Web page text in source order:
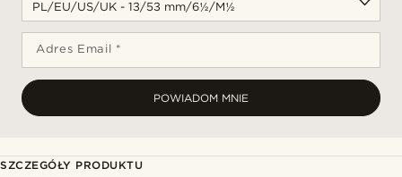
Adres Email *
POWIADOM MNIE
SZCZEGÓŁY PRODUKTU